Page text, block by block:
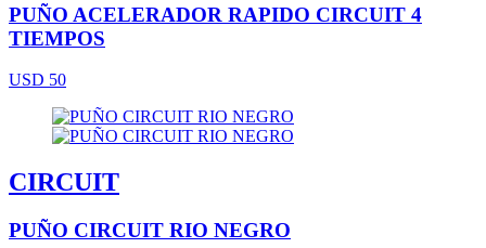
PUÑO ACELERADOR RAPIDO CIRCUIT 4
TIEMPOS
USD 50
CIRCUIT
PUÑO CIRCUIT RIO NEGRO